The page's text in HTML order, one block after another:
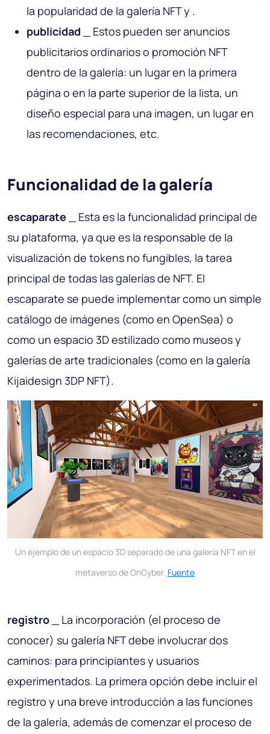
la popularidad de la galería NFT y .
publicidad
_ Estos pueden ser anuncios
publicitarios ordinarios o promoción NFT
dentro de la galería: un lugar en la primera
página o en la parte superior de la lista, un
diseño especial para una imagen, un lugar en
las recomendaciones, etc.
Funcionalidad de la galería
escaparate
_ Esta es la funcionalidad principal de
su plataforma, ya que es la responsable de la
visualización de tokens no fungibles, la tarea
principal de todas las galerías de NFT. El
escaparate se puede implementar como un simple
catálogo de imágenes (como en OpenSea) o
como un espacio 3D estilizado como museos y
galerías de arte tradicionales (como en la galería
Kijaidesign 3DP NFT).
Un ejemplo de un espacio 3D separado de una galería NFT en el
metaverso de OnCyber. Fuente
registro
_ La incorporación (el proceso de
conocer) su galería NFT debe involucrar dos
caminos: para principiantes y usuarios
experimentados. La primera opción debe incluir el
registro y una breve introducción a las funciones
de la galería, además de comenzar el proceso de